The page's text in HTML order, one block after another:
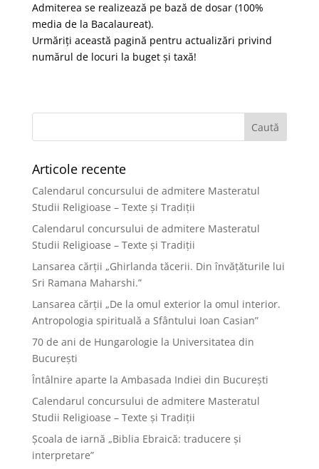
Admiterea se realizează pe bază de dosar (100%
media de la Bacalaureat).
Urmăriți această pagină pentru actualizări privind
numărul de locuri la buget și taxă!
Articole recente
Calendarul concursului de admitere Masteratul
Studii Religioase – Texte și Tradiții
Calendarul concursului de admitere Masteratul
Studii Religioase – Texte și Tradiții
Lansarea cărții „Ghirlanda tăcerii. Din învățăturile lui
Sri Ramana Maharshi.”
Lansarea cărții „De la omul exterior la omul interior.
Antropologia spirituală a Sfântului Ioan Casian”
70 de ani de Hungarologie la Universitatea din
București
Întâlnire aparte la Ambasada Indiei din București
Calendarul concursului de admitere Masteratul
Studii Religioase – Texte și Tradiții
Școala de iarnă „Biblia Ebraică: traducere și
interpretare”